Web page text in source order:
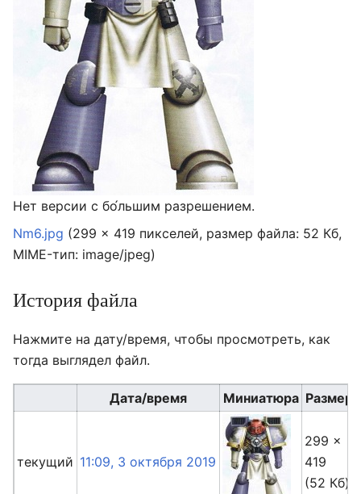
Нет версии с бо́льшим разрешением.
Nm6.jpg (299 × 419 пикселей, размер файла: 52 Кб,
MIME-тип: image/jpeg)
История файла
Нажмите на дату/время, чтобы просмотреть, как
тогда выглядел файл.
Дата/время Миниатюра
текущий 11:09, 3 октября 2019
299 ×
419
(52 Кб)